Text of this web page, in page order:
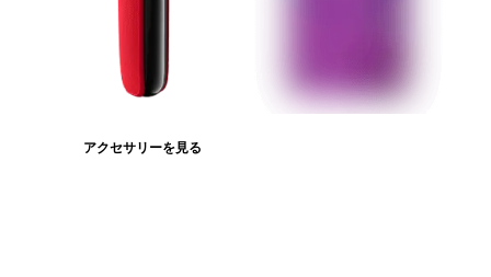
アクセサリーを見る